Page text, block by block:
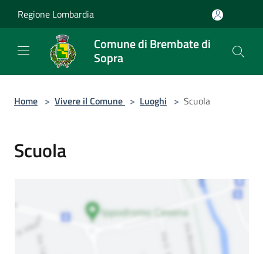
Regione Lombardia
Comune di Brembate di
Sopra
Home > Vivere il Comune > Luoghi > Scuola
Scuola